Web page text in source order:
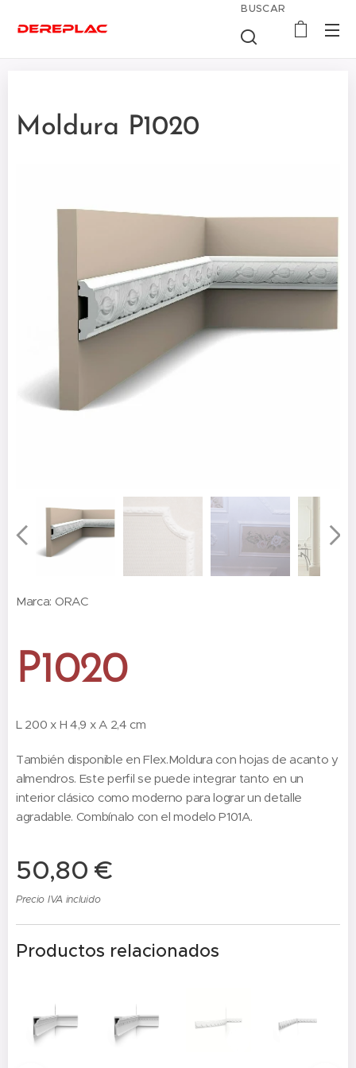
BUSCAR
Moldura P1020
Marca: ORAC
P1020
L 200 x H 4,9 x A 2,4 cm
También disponible en Flex.Moldura con hojas de acanto y
almendros. Este perfil se puede integrar tanto en un
interior clásico como moderno para lograr un detalle
agradable. Combínalo con el modelo P101A.
50,80 €
Precio IVA incluido
Productos relacionados